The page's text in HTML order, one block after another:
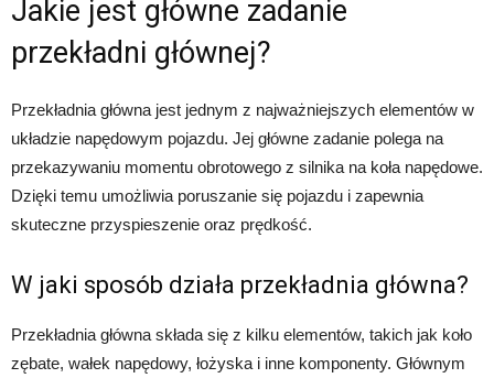
Jakie jest główne zadanie
przekładni głównej?
Przekładnia główna jest jednym z najważniejszych elementów w
układzie napędowym pojazdu. Jej główne zadanie polega na
przekazywaniu momentu obrotowego z silnika na koła napędowe.
Dzięki temu umożliwia poruszanie się pojazdu i zapewnia
skuteczne przyspieszenie oraz prędkość.
W jaki sposób działa przekładnia główna?
Przekładnia główna składa się z kilku elementów, takich jak koło
zębate, wałek napędowy, łożyska i inne komponenty. Głównym